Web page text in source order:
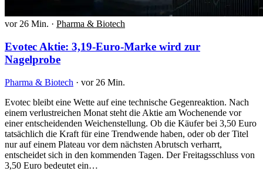
vor 26 Min. · Pharma & Biotech
Evotec Aktie: 3,19-Euro-Marke wird zur
Nagelprobe
Pharma & Biotech · vor 26 Min.
Evotec bleibt eine Wette auf eine technische Gegenreaktion. Nach
einem verlustreichen Monat steht die Aktie am Wochenende vor
einer entscheidenden Weichenstellung. Ob die Käufer bei 3,50 Euro
tatsächlich die Kraft für eine Trendwende haben, oder ob der Titel
nur auf einem Plateau vor dem nächsten Abrutsch verharrt,
entscheidet sich in den kommenden Tagen. Der Freitagsschluss von
3,50 Euro bedeutet ein…